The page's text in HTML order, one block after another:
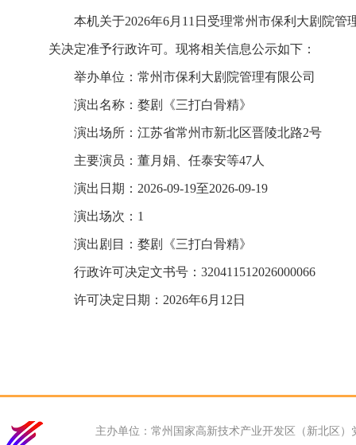
本机关于2026年6月11日受理常州市保利大剧院
关决定准予行政许可。现将相关信息公示如下：
举办单位：常州市保利大剧院管理有限公司
演出名称：婺剧《三打白骨精》
演出场所：江苏省常州市新北区晋陵北路2号
主要演员：董月娟、任泰安等47人
演出日期：2026-09-19至2026-09-19
演出场次：1
演出剧目：婺剧《三打白骨精》
行政许可决定文书号：320411512026000066
许可决定日期：2026年6月12日
主办单位：常州国家高新技术产业开发区（新北区）